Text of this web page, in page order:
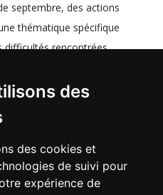
des
des cookies et
de suivi pour
expérience de
septembre, des actions
thématique spécifique
difficultés rencontrées
sensibiliser le
informer les
et adaptées à leur
sur le site dédié à